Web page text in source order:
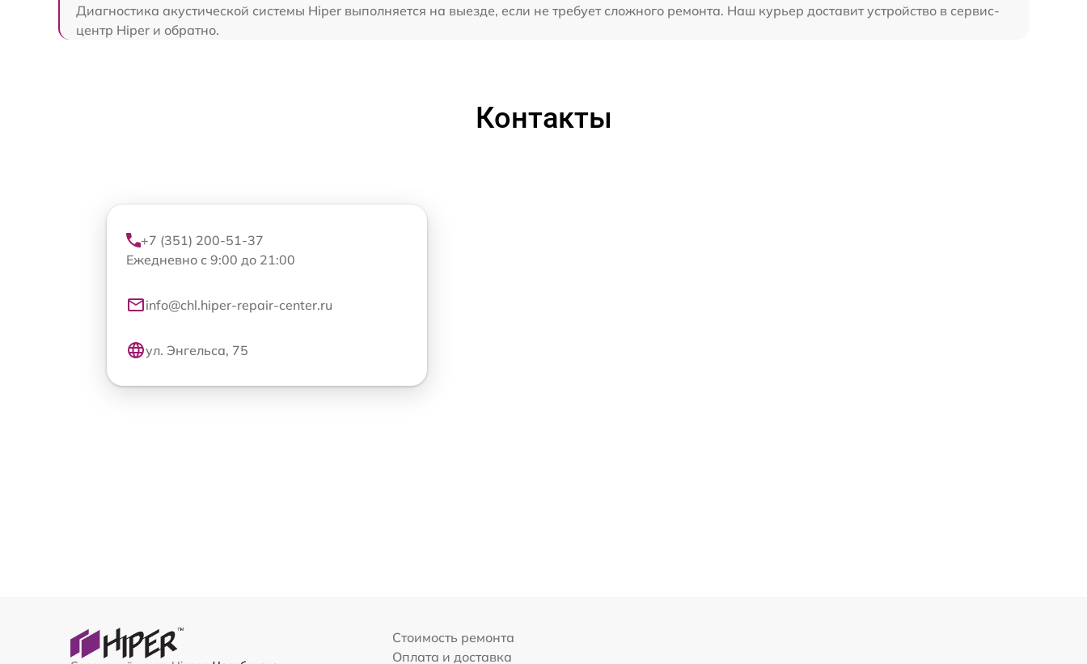
Диагностика акустической системы Hiper выполняется на выезде, если не требует сложного ремонта. Наш курьер доставит устройство в сервис-
центр Hiper и обратно.
Контакты
+7 (351) 200-51-37
Ежедневно с 9:00 до 21:00
info@chl.hiper-repair-center.ru
ул. Энгельса, 75
Стоимость ремонта
Оплата и доставка